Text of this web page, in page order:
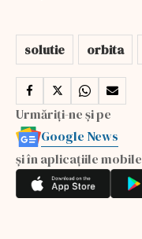
solutie orbita
Urmăriți-ne și pe
Google News
și în aplicațiile mobile